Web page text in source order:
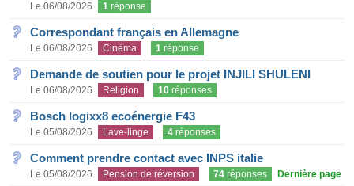
Le 06/08/2026 1 réponse
Correspondant français en Allemagne
Le 06/08/2026 Cinéma 1 réponse
Demande de soutien pour le projet INJILI SHULENI
Le 06/08/2026 Religion 10 réponses
Bosch logixx8 ecoénergie F43
Le 05/08/2026 Lave-linge 4 réponses
Comment prendre contact avec INPS italie
Le 05/08/2026 Pension de réversion 74 réponses Dernière page